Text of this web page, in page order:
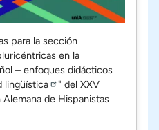
para la sección
en la
– enfoques didácticos
lingüística
" del XXV
de Hispanistas